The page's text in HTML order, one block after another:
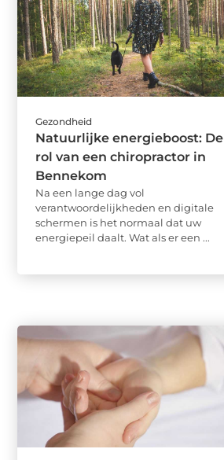
Gezondheid
Natuurlijke energieboost: De
rol van een chiropractor in
Bennekom
Na een lange dag vol
verantwoordelijkheden en digitale
schermen is het normaal dat uw
energiepeil daalt. Wat als er een ...